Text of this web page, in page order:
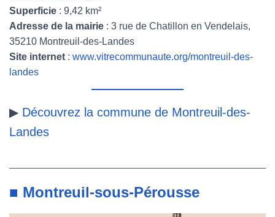
Superficie : 9,42 km²
Adresse de la mairie : 3 rue de Chatillon en Vendelais,
35210 Montreuil-des-Landes
Site internet : www.vitrecommunaute.org/montreuil-des-
landes
▶ Découvrez la commune de Montreuil-des-
Landes
■ Montreuil-sous-Pérousse